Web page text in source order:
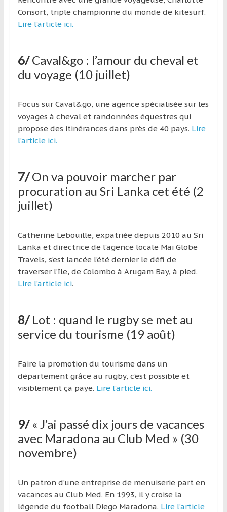
Consort, triple championne du monde de kitesurf.
Lire l’article ici.
6/Caval&go : l’amour du cheval et
du voyage (10 juillet)
Focus sur Caval&go, une agence spécialisée sur les
voyages à cheval et randonnées équestres qui
propose des itinérances dans près de 40 pays. Lire
l’article ici.
7/On va pouvoir marcher par
procuration au Sri Lanka cet été (2
juillet)
Catherine Lebouille, expatriée depuis 2010 au Sri
Lanka et directrice de l’agence locale Mai Globe
Travels, s’est lancée l’été dernier le défi de
traverser l’île, de Colombo à Arugam Bay, à pied.
Lire l’article ici.
8/Lot : quand le rugby se met au
service du tourisme (19 août)
Faire la promotion du tourisme dans un
département grâce au rugby, c’est possible et
visiblement ça paye. Lire l’article ici.
9/« J’ai passé dix jours de vacances
avec Maradona au Club Med » (30
novembre)
Un patron d’une entreprise de menuiserie part en
vacances au Club Med. En 1993, il y croise la
légende du football Diego Maradona. Lire l’article